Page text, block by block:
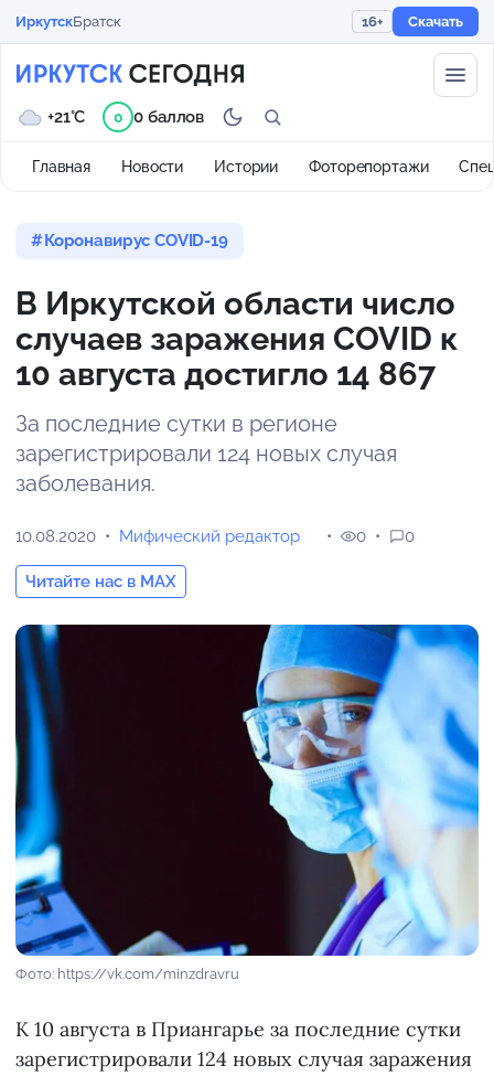
ИркутскБратск 16+ Скачать
Главная Новости Истории Фоторепортажи
+21°C 0 0 баллов
Коронавирус COVID-19
В Иркутской области число
случаев заражения COVID к
10 августа достигло 14 867
За последние сутки в регионе
зарегистрировали 124 новых случая
заболевания.
10.08.2020 Мифический редактор
Читайте нас в MAX
0 0
Фото: https://vk.com/minzdravru
К 10 августа в Приангарье за последние сутки
зарегистрировали 124 новых случая заражения